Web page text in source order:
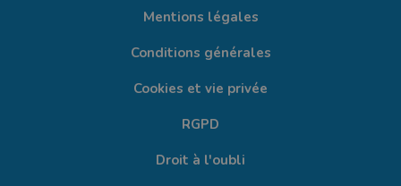
Mentions légales
Conditions générales
Cookies et vie privée
RGPD
Droit à l'oubli